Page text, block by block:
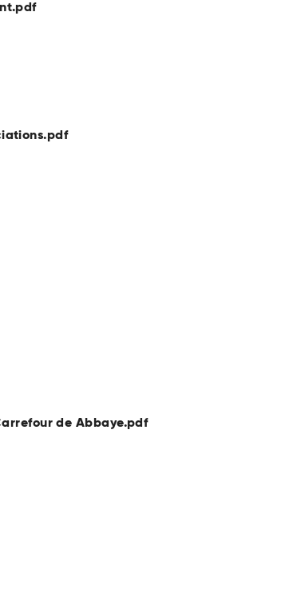
de Abbaye.pdf